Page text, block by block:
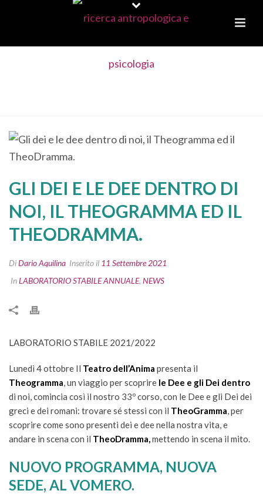
GLI DEI E LE DEE DENTRO DI
NOI, IL THEOGRAMMA ED IL
THEODRAMMA.
DiDario Aquilina Inserito il 11 Settembre 2021
InLABORATORIO STABILE ANNUALE, NEWS
LABORATORIO STABILE 2021/2022
Lunedì 4 ottobre Il Teatro dell’Anima presenta il
Theogramma, un viaggio per scoprire le Dee e gli Dei dentro
di noi, comincia così il nostro 33º corso, con le Dee e gli Dei dei
greci e dei romani: trovare sé stessi con il TheoGramma, per
scoprire come sono presenti dei e dee nella nostra vita, e
andare in scena con il TheoDramma,mettendo in scena il mito.
NUOVO PROGRAMMA, NUOVA
SEDE, AL VOMERO.